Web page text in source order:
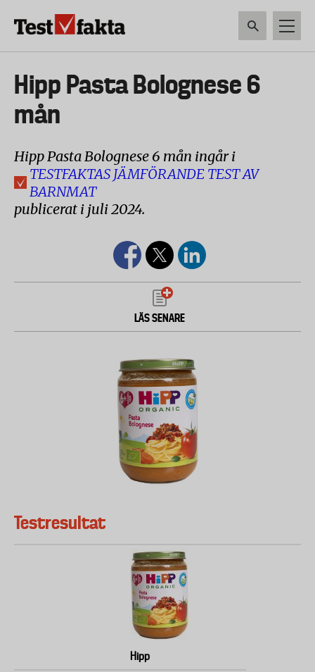
Huvudmeny
ny
Hipp Pasta Bolognese 6
mån
Hipp Pasta Bolognese 6 mån ingår i
TESTFAKTAS JÄMFÖRANDE TEST AV
BARNMAT
publicerat i juli 2024.
LÄS SENARE
Testresultat
Hipp